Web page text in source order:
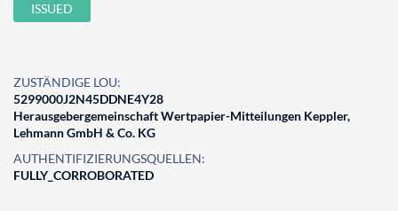
ISSUED
ZUSTÄNDIGE LOU:
5299000J2N45DDNE4Y28
Herausgebergemeinschaft Wertpapier-Mitteilungen Keppler,
Lehmann GmbH & Co. KG
AUTHENTIFIZIERUNGSQUELLEN:
FULLY_CORROBORATED